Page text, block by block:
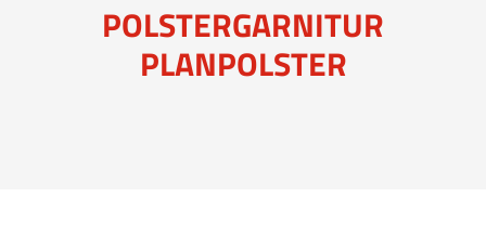
POLSTERGARNITUR
PLANPOLSTER